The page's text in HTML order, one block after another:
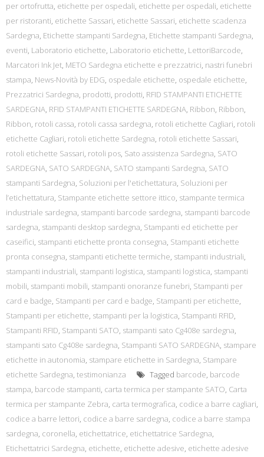
per ortofrutta, etichette per ospedali, etichette per ospedali, etichette
per ristoranti, etichette Sassari, etichette Sassari, etichette scadenza
Sardegna, Etichette stampanti Sardegna, Etichette stampanti Sardegna,
eventi, Laboratorio etichette, Laboratorio etichette, LettoriBarcode,
Marcatori Ink Jet, METO Sardegna etichette e prezzatrici, nastri funebri
stampa, News-Novità by EDG, ospedale etichette, ospedale etichette,
Prezzatrici Sardegna, prodotti, prodotti, RFID STAMPANTI ETICHETTE
SARDEGNA, RFID STAMPANTI ETICHETTE SARDEGNA, Ribbon, Ribbon,
Ribbon, rotoli cassa, rotoli cassa sardegna, rotoli etichette Cagliari, rotoli
etichette Cagliari, rotoli etichette Sardegna, rotoli etichette Sassari,
rotoli etichette Sassari, rotoli pos, Sato assistenza Sardegna, SATO
SARDEGNA, SATO SARDEGNA, SATO stampanti Sardegna, SATO
stampanti Sardegna, Soluzioni per l'etichettatura, Soluzioni per
l’etichettatura, Stampante etichette settore ittico, stampante termica
industriale sardegna, stampanti barcode sardegna, stampanti barcode
sardegna, stampanti desktop sardegna, Stampanti ed etichette per
caseifici, stampanti etichette pronta consegna, Stampanti etichette
pronta consegna, stampanti etichette termiche, stampanti industriali,
stampanti industriali, stampanti logistica, stampanti logistica, stampanti
mobili, stampanti mobili, stampanti onoranze funebri, Stampanti per
card e badge, Stampanti per card e badge, Stampanti per etichette,
Stampanti per etichette, stampanti per la logistica, Stampanti RFID,
Stampanti RFID, Stampanti SATO, stampanti sato Cg408e sardegna,
stampanti sato Cg408e sardegna, Stampanti SATO SARDEGNA, stampare
etichette in autonomia, stampare etichette in Sardegna, Stampare
etichette Sardegna, testimonianza Tagged barcode, barcode
stampa, barcode stampanti, carta termica per stampante SATO, Carta
termica per stampante Zebra, carta termografica, codice a barre cagliari,
codice a barre lettori, codice a barre sardegna, codice a barre stampa
sardegna, coronella, etichettatrice, etichettatrice Sardegna,
Etichettatrici Sardegna, etichette, etichette adesive, etichette adesive